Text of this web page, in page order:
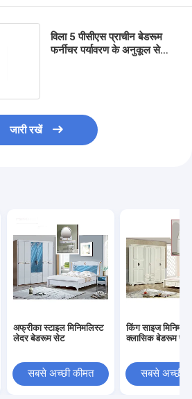
विला 5 पीसीएस प्राचीन बेडरूम
फर्नीचर पर्यावरण के अनुकूल सेट
जारी रखें
अफ्रीका स्टाइल मिनिमलिस्ट
लेदर बेडरूम सेट
सबसे अच्छी कीमत
किंग साइज
क्लासिक बेडरूम
सबसे अच्छी